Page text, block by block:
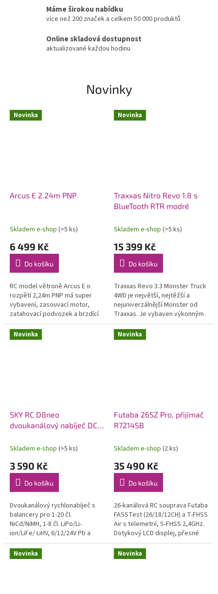
Máme širokou nabídku
více než 200 značek a celkem 50 000 produktů
Online skladová dostupnost
aktualizované každou hodinu
Novinky
Novinka
Arcus E 2.24m PNP
Skladem e-shop (>5 ks)
6 499 Kč
Do košíku
RC model větroně Arcus E o
rozpětí 2,24m PNP má super
vybavení, zasouvací motor,
zatahovací podvozek a brzdící
štíty! Zároveň si však zachovává
výhodu robustního materiálu
EPO,...
Novinka
Traxxas Nitro Revo 1:8 s
BlueTooth RTR modré
Skladem e-shop (>5 ks)
15 399 Kč
Do košíku
Traxxas Revo 3.3 Monster Truck
4WD je největší, nejtěžší a
nejuniverzálnější Monster od
Traxxas. Je vybaven výkonným
závodním motorem TRX 3.3 s
laděným výfukem, RC
soupravou...
Novinka
SKY RC D8neo
dvoukanálový nabíječ DC
Skladem e-shop (>5 ks)
3 590 Kč
Do košíku
Dvoukanálový rychlonabíječ s
balancery pro 1-20 čl.
NiCd/NiMH, 1-8 čl. LiPo/Li-
ion/LiFe/ LiHV, 6/12/24V Pb a
bezúdržbové Pb AGM proudem
0,1-32A (max. 1x1100W nebo
celkem max....
Novinka
Futaba 26SZ Pro, přijímač
R7214SB
Skladem e-shop (2 ks)
35 490 Kč
Do košíku
26-kanálová RC souprava Futaba
FASSTest (26/18/12CH) a T-FHSS
Air s telemetrií, S-FHSS 2,4GHz.
Dotykový LCD displej, přesné
celokovové křížové ovladače, 8
přepínačů, 4 posuvné a...
Novinka Novinka